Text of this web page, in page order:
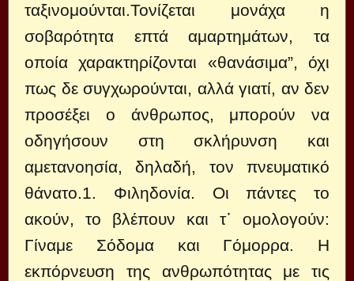
ταξινομούνται.Τονίζεται μονάχα η
σοβαρότητα επτά αμαρτημάτων, τα
οποία χαρακτηρίζονται «θανάσιμα”, όχι
πως δε συγχωρούνται, αλλά γιατί, αν δεν
προσέξει ο άνθρωπος, μπορούν να
οδηγήσουν στη σκλήρυνση και
αμετανοησία, δηλαδή, τον πνευματικό
θάνατο.1. Φιληδονία. Οι πάντες το
ακούν, το βλέπουν και τ᾽ ομολογούν:
Γίναμε Σόδομα και Γόμορρα. Η
εκπόρνευση της ανθρωπότητας με τις